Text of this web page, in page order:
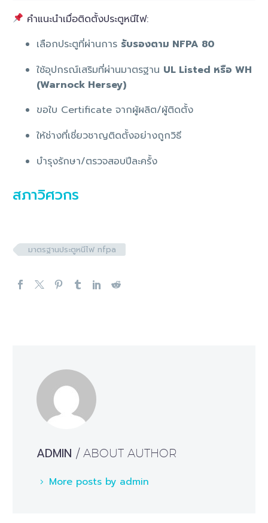
คำแนะนำเมื่อติดตั้งประตูหนีไฟ:
เลือกประตูที่ผ่านการ รับรองตาม NFPA 80
ใช้อุปกรณ์เสริมที่ผ่านมาตรฐาน UL Listed หรือ WH
(Warnock Hersey)
ขอใบ Certificate จากผู้ผลิต/ผู้ติดตั้ง
ให้ช่างที่เชี่ยวชาญติดตั้งอย่างถูกวิธี
บำรุงรักษา/ตรวจสอบปีละครั้ง
สภาวิศวกร
มาตรฐานประตูหนีไฟ nfpa
ADMIN / ABOUT AUTHOR
More posts by admin